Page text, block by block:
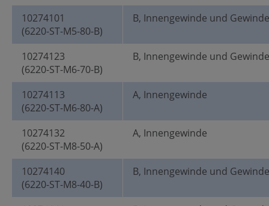
10274101
(6220-ST-M5-80-B)
B, Innengewinde und
10274123
(6220-ST-M6-70-B)
B, Innengewinde und
10274113
(6220-ST-M6-80-A)
A, Innengewinde
10274132
(6220-ST-M8-50-A)
A, Innengewinde
10274140
(6220-ST-M8-40-B)
B, Innengewinde und